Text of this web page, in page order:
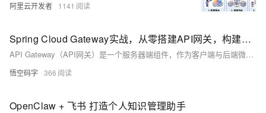
阿里云开发者 1141
Spring Cloud Gateway实战，从零搭建API网关，构建高性能微服务统一入口
API Gateway（API网关）是一个服务器端组件，作为客户端与后端微服务之间的单一入口点。它负责请求路由、组合、协议转换以及跨领域功能处理。
悟空码字 366
OpenClaw + 飞书 打造个人知识管理助手